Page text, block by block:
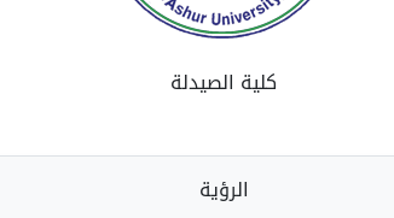
كلية الصيدلة
الرؤية